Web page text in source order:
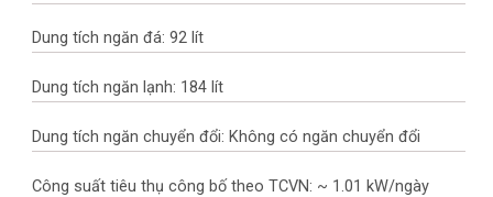
Dung tích ngăn đá: 92 lít
Dung tích ngăn lạnh: 184 lít
Dung tích ngăn chuyển đổi: Không có ngăn chuyển đổi
Công suất tiêu thụ công bố theo TCVN: ~ 1.01 kW/ngày